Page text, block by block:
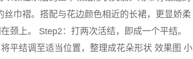
巾褶。搭配与花边颜色相近的长裙，更显娇柔
颈上。 Step2：打两次活结，即成一个平结。
平结调至适当位置，整理成花朵形状 效果图 小